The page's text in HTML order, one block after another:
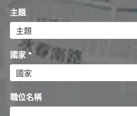
主題
國家 *
職位名稱